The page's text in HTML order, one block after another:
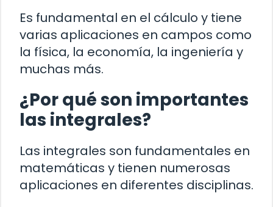
Es fundamental en el cálculo y tiene
varias aplicaciones en campos como
la física, la economía, la ingeniería y
muchas más.
¿Por qué son importantes
las integrales?
Las integrales son fundamentales en
matemáticas y tienen numerosas
aplicaciones en diferentes disciplinas.